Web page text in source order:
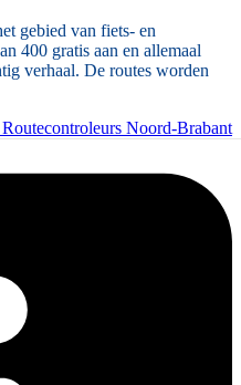
gebied van fiets- en
400 gratis aan en allemaal
verhaal. De routes worden
Noord-Brabant